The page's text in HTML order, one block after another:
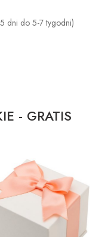
dni do 5-7 tygodni)
- GRATIS